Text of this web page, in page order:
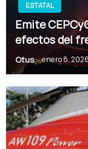
ESTATAL
Emite
efectos del
Otus enero 8, 2026